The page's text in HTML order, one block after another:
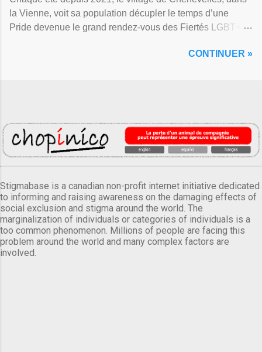
la Vienne, voit sa population décupler le temps d’une
Pride devenue le grand rendez-vous des Fiertés LGBT+
CONTINUER »
Stigmabase is a canadian non-profit internet initiative dedicated
to informing and raising awareness on the damaging effects of
social exclusion and stigma around the world. The
marginalization of individuals or categories of individuals is a
too common phenomenon. Millions of people are facing this
problem around the world and many complex factors are
involved.